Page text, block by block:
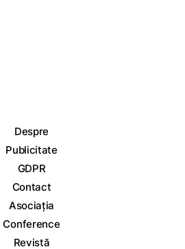
Despre
Publicitate
GDPR
Contact
Asociația
Conference
Revistă